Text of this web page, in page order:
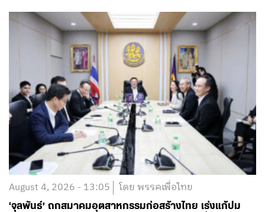
August 4, 2026 - 13:05 โดย พรรคเพื่อไทย
‘จุลพันธ์’ ถกสมาคมอุตสาหกรรมก่อสร้างไทย เร่งแก้ปม